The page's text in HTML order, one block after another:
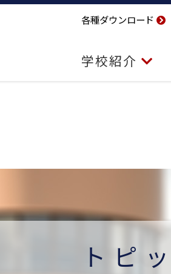
各種ダウンロード
学校紹介
トピ